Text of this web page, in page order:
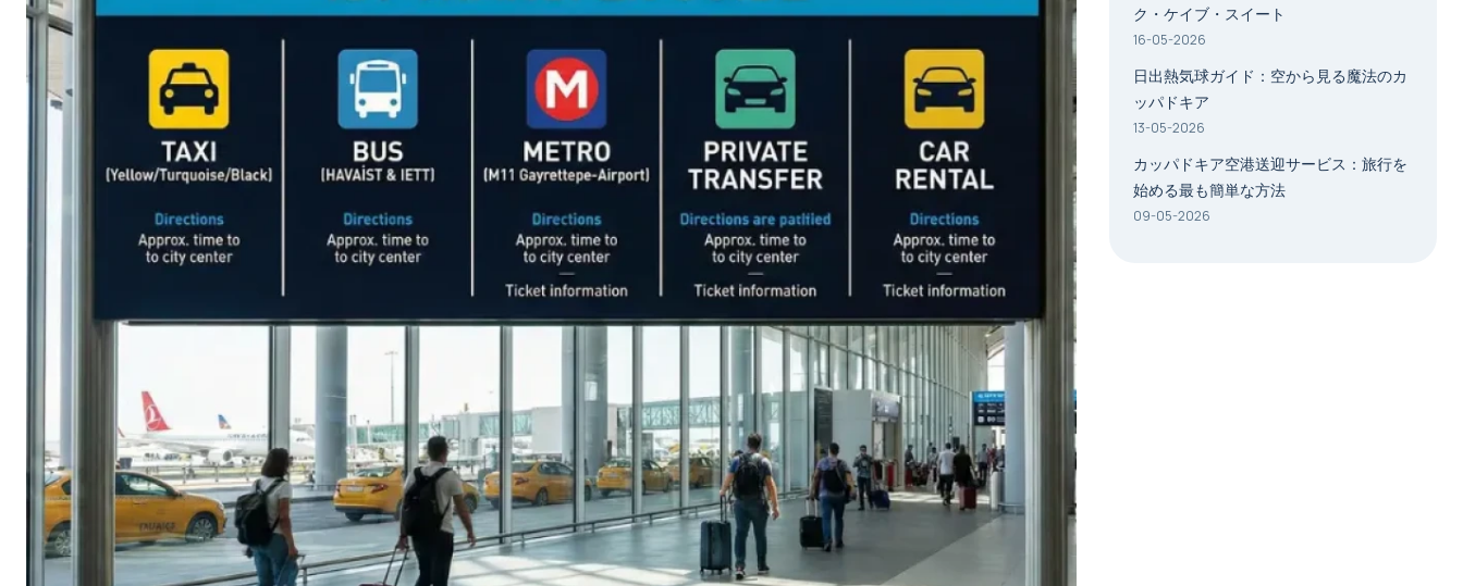
ク・ケイブ・スイート
16-05-2026
日出熱気球ガイド：空から見る魔法のカ
ッパドキア
13-05-2026
カッパドキア空港送迎サービス：旅行を
始める最も簡単な方法
09-05-2026